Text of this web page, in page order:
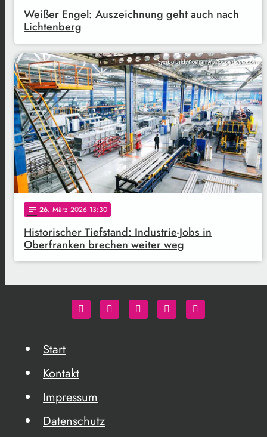
Weißer Engel: Auszeichnung geht auch nach
Lichtenberg
Symbolbild/Kostiantyn/stock.adobe.com
notes 26. März 2026 13:30
Historischer Tiefstand: Industrie-Jobs in
Oberfranken brechen weiter weg
Start
Kontakt
Impressum
Datenschutz